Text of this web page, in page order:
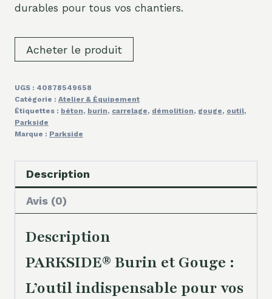
durables pour tous vos chantiers.
Acheter le produit
UGS : 40878549658
Catégorie : Atelier & Équipement
Étiquettes : béton, burin, carrelage, démolition, gouge, outil,
Parkside
Marque : Parkside
Description
Avis (0)
Description
PARKSIDE® Burin et Gouge :
L’outil indispensable pour vos